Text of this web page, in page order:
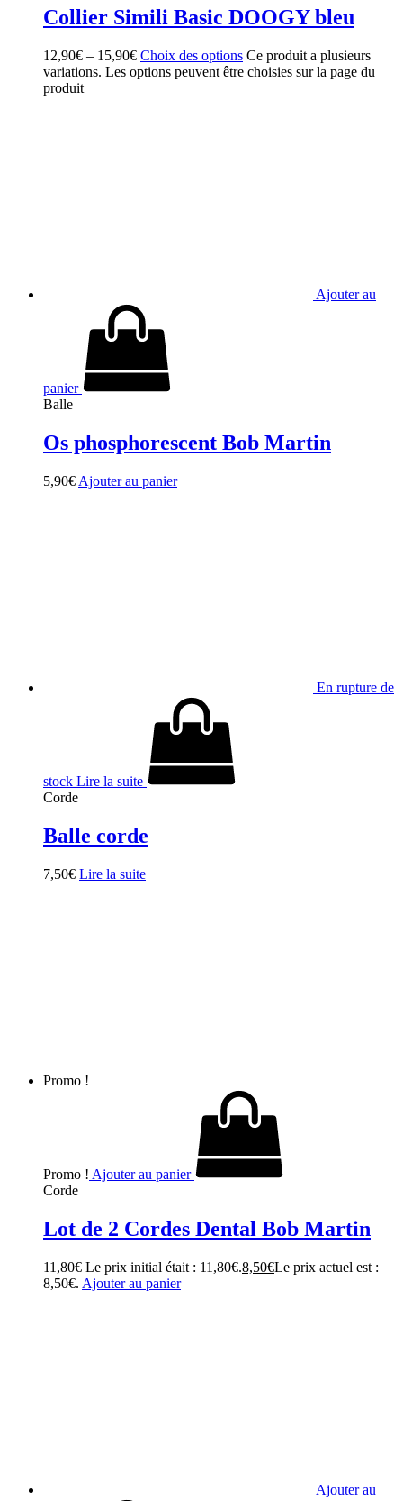
Collier Simili Basic DOOGY bleu
12,90€ – 15,90€ Choix des options Ce produit a plusieurs
variations. Les options peuvent être choisies sur la page du
produit
Ajouter au
panier
Balle
Os phosphorescent Bob Martin
5,90€ Ajouter au panier
En rupture de
stock Lire la suite
Corde
Balle corde
7,50€ Lire la suite
Promo !
Promo ! Ajouter au panier
Corde
Lot de 2 Cordes Dental Bob Martin
11,80€ Le prix initial était : 11,80€.8,50€Le prix actuel est :
8,50€. Ajouter au panier
Ajouter au